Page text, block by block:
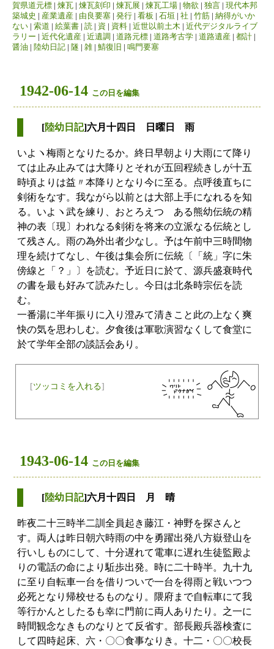
賀県道元標 | 煉瓦 | 煉瓦刻印 | 煉瓦展 | 煉瓦工場 | 物欲 | 独言 | 現代本邦
築城史 | 産業遺産 | 由良要塞 | 発行 | 看板 | 石垣 | 社 | 竹筋 | 納得がいか
ない | 索道 | 絵葉書 | 読 | 資 | 資料 | 近世以前土木 | 近代デジタルライブ
ラリー | 近代化遺産 | 近遺調 | 道路元標 | 道路考古学 | 道路遺産 | 都計 |
醤油 | 陸幼日記 | 隧 | 雑 | 鯖復旧 | 鳴門要塞
1942-06-14 この日を編集
[陸幼日記]六月十四日 日曜日 雨
いよヽ梅雨となりたるか。終日早朝より大雨にて降り
ては止み止みては大降りとそれが五回程続きしが十五
時頃よりは益〃本降りとなり今に至る。点呼後直ちに
剣術をなす。我ながら以前とは大部上手になれるを知
る。いよヽ武を練り、おとろえつゝある熊幼伝統の精
神の表〔現〕われなる剣術を将来の立派なる伝統とし
て残さん。雨の為外出者少なし。予は午前中三時間物
理を続けてなし、午後は集会所に伝統〔「統」字に朱
傍線と「？」〕を読む。予近日に於て、源兵盛衰時代
の書を最も好みて読みたし。今日は北条時宗伝を読
む。
一番湯に半年振りに入り澄みて清きこと此の上なく爽
快の気を思わしむ。夕食後は軍歌演習なくして食堂に
於て学年全部の談話会あり。
[ツッコミを入れる]
1943-06-14 この日を編集
[陸幼日記]六月十四日 月 晴
昨夜二十三時半二訓全員起き藤江・神野を探さんと
す。両人は昨日朝六時雨の中を勇躍出発八方嶽登山を
行いしものにして、十分遅れて電車に遅れ生徒監殿よ
りの電話の命により駈歩出発。時に二十時半。九十九
に至り自転車一台を借りついで一台を得雨と戦いつつ
必死となり帰校せるものなり。隈府まで自転車にて我
等行かんとしたるも幸に門前に両人ありたり。之一に
時間観念なきものなりとて反省す。部長殿兵器検査に
して四時起床、六・〇〇食事なりき。十二・〇〇校長